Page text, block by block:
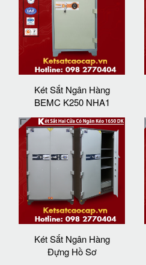
Két Sắt Ngân Hàng
BEMC K250 NHA1
Két Sắt Ngân Hàng
Đựng Hồ Sơ